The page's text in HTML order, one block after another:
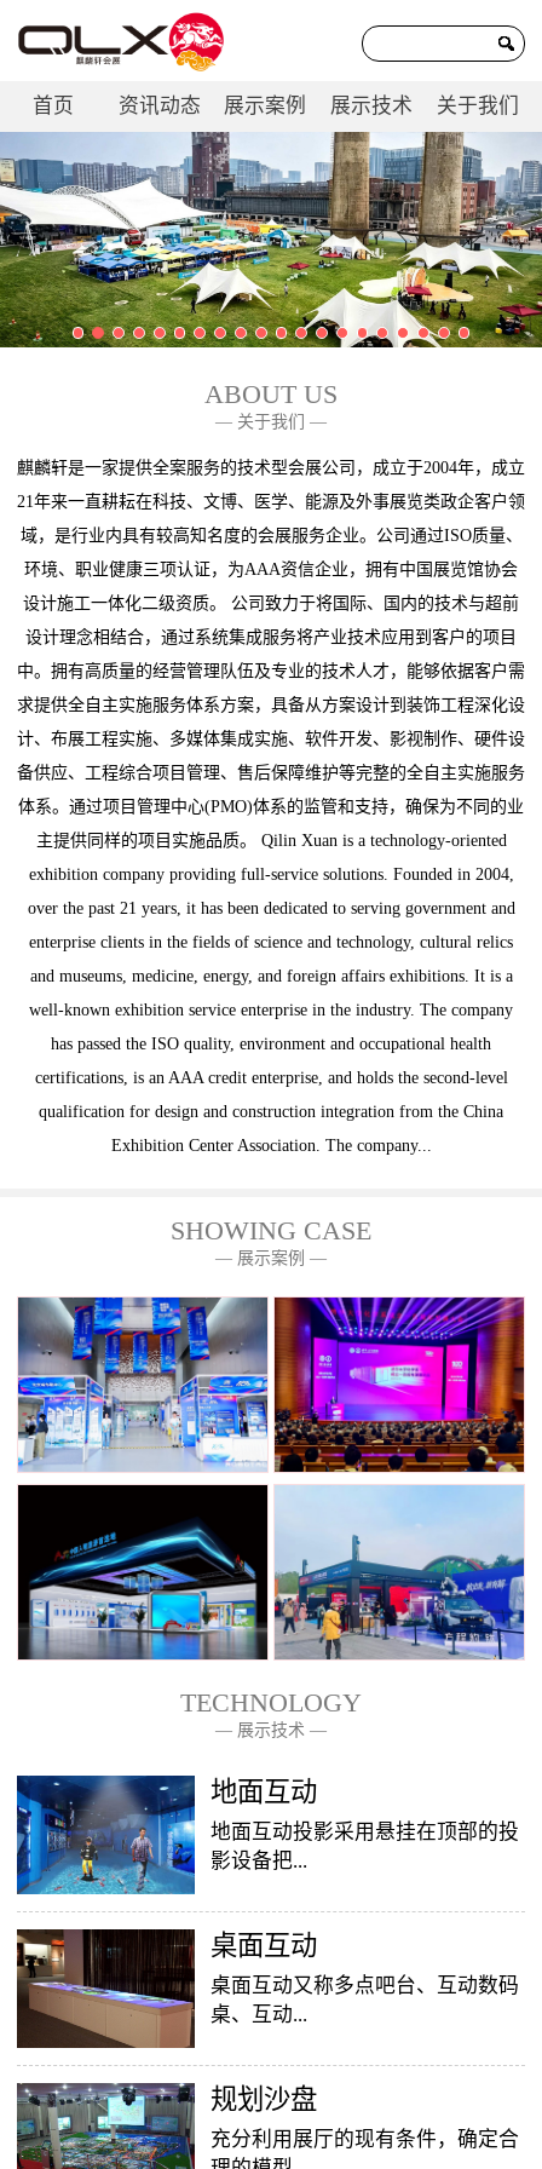
首页 资讯动态 展示案例 展示技术 关于我们
联系我们
ABOUT US
— 关于我们 —
麒麟轩是一家提供全案服务的技术型会展公司，成立于2004年，成立
21年来一直耕耘在科技、文博、医学、能源及外事展览类政企客户领
域，是行业内具有较高知名度的会展服务企业。公司通过ISO质量、
环境、职业健康三项认证，为AAA资信企业，拥有中国展览馆协会
设计施工一体化二级资质。 公司致力于将国际、国内的技术与超前
设计理念相结合，通过系统集成服务将产业技术应用到客户的项目
中。拥有高质量的经营管理队伍及专业的技术人才，能够依据客户需
求提供全自主实施服务体系方案，具备从方案设计到装饰工程深化设
计、布展工程实施、多媒体集成实施、软件开发、影视制作、硬件设
备供应、工程综合项目管理、售后保障维护等完整的全自主实施服务
体系。通过项目管理中心(PMO)体系的监管和支持，确保为不同的业
主提供同样的项目实施品质。 Qilin Xuan is a technology-oriented
exhibition company providing full-service solutions. Founded in 2004,
over the past 21 years, it has been dedicated to serving government and
enterprise clients in the fields of science and technology, cultural relics
and museums, medicine, energy, and foreign affairs exhibitions. It is a
well-known exhibition service enterprise in the industry. The company
has passed the ISO quality, environment and occupational health
certifications, is an AAA credit enterprise, and holds the second-level
qualification for design and construction integration from the China
Exhibition Center Association. The company...
SHOWING CASE
— 展示案例 —
TECHNOLOGY
— 展示技术 —
地面互动
地面互动投影采用悬挂在顶部的投
影设备把...
影像效果投射到地面，当参访着走
至投影区域时，通过系统识别，参
访者可以直接使用双脚或动作与投
效果就会随着你的脚步产生相应的
变幻。地面互动投影系统是集虚拟
互动投影项目，包括水波纹、翻
桌面互动
桌面互动又称多点吧台、互动数码
桌、互动...
投影桌面，让普通的吧台（桌面）
变成一个多媒体互动娱乐游戏消费
平台，图文并茂，形式新颖，令桌
​规划沙盘
充分利用展厅的现有条件，确定合